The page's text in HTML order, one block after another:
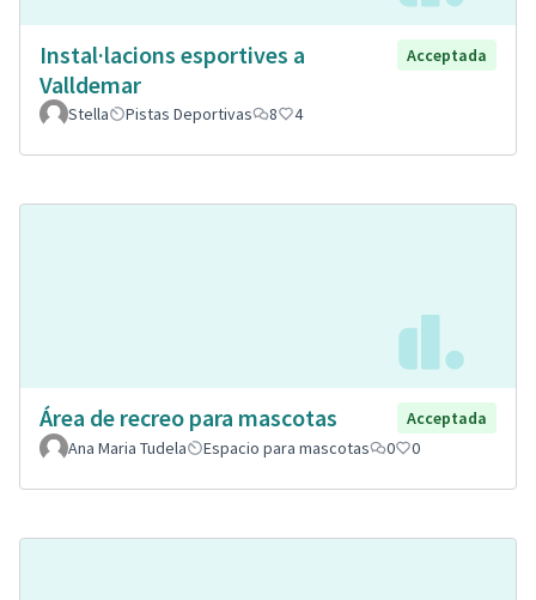
Instal·lacions esportives a
Valldemar
Acceptada
Stella Pistas Deportivas 8 4
Área de recreo para mascotas
Acceptada
Ana Maria Tudela
Espacio para mascotas 0 0